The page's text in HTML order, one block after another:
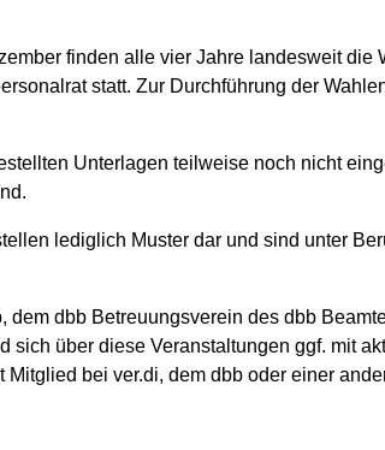
finden alle vier Jahre landesweit
statt. Zur Durchführung der
Unterlagen teilweise noch nicht
lediglich Muster dar und sind unter
dem dbb Betreuungsverein des dbb
sich über diese Veranstaltungen ggf. mit
bei ver.di, dem dbb oder einer